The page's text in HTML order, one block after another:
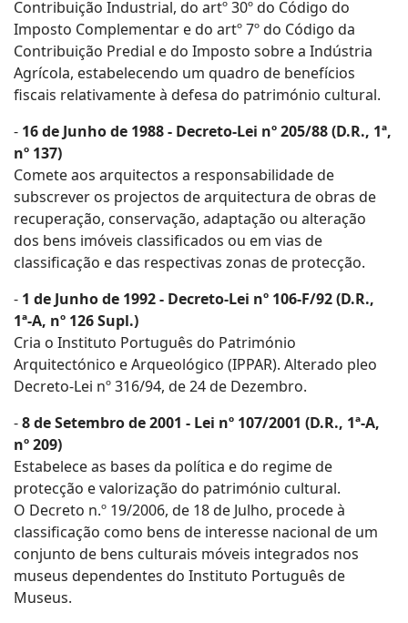
Contribuição Industrial, do artº 30º do Código do
Imposto Complementar e do artº 7º do Código da
Contribuição Predial e do Imposto sobre a Indústria
Agrícola, estabelecendo um quadro de benefícios
fiscais relativamente à defesa do património cultural.
- 16 de Junho de 1988 - Decreto-Lei nº 205/88 (D.R., 1ª,
nº 137)
Comete aos arquitectos a responsabilidade de
subscrever os projectos de arquitectura de obras de
recuperação, conservação, adaptação ou alteração
dos bens imóveis classificados ou em vias de
classificação e das respectivas zonas de protecção.
- 1 de Junho de 1992 - Decreto-Lei nº 106-F/92 (D.R.,
1ª-A, nº 126 Supl.)
Cria o Instituto Português do Património
Arquitectónico e Arqueológico (IPPAR). Alterado pleo
Decreto-Lei nº 316/94, de 24 de Dezembro.
-8 de Setembro de 2001 - Lei nº 107/2001 (D.R., 1ª-A,
nº 209)
Estabelece as bases da política e do regime de
protecção e valorização do património cultural.
O Decreto n.º 19/2006, de 18 de Julho, procede à
classificação como bens de interesse nacional de um
conjunto de bens culturais móveis integrados nos
museus dependentes do Instituto Português de
Museus.